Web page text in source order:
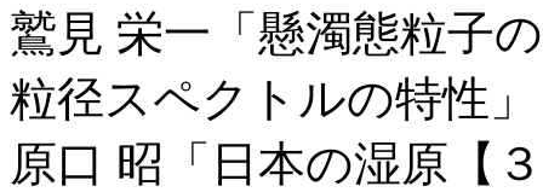
鷲見 栄一「懸濁態粒子
粒径スペクトルの特性」
原口 昭「日本の湿原